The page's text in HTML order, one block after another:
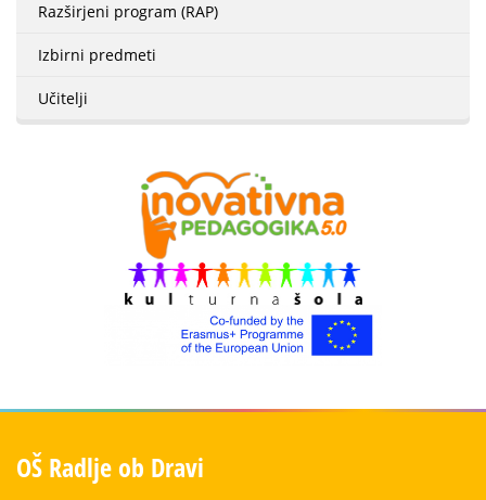
Razširjeni program (RAP)
Izbirni predmeti
Učitelji
OŠ Radlje ob Dravi